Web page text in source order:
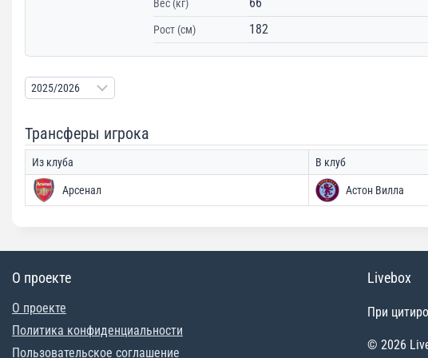
Вес (кг)
Рост (см) 182
Трансферы игрока
Из клуба В клуб
Арсенал Астон Вилла
О проекте
О проекте
Политика конфиденциальности
Пользовательское соглашение
Livebox
При
© 2026